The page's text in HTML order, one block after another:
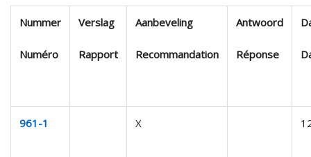
Nummer
Numéro
Verslag
Rapport
Aanbeveling
Recommandation
Antwoord
Réponse
961-1 X